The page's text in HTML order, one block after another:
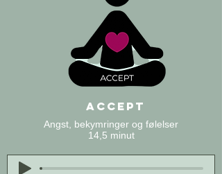
ACCEPT
Angst, bekymringer og følelser
14,5 minut